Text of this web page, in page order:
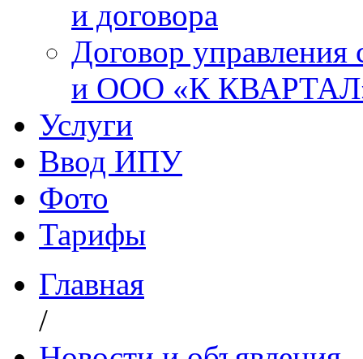
и договора
Договор управления
и ООО «К
Услуги
Ввод ИПУ
Фото
Тарифы
Главная
/